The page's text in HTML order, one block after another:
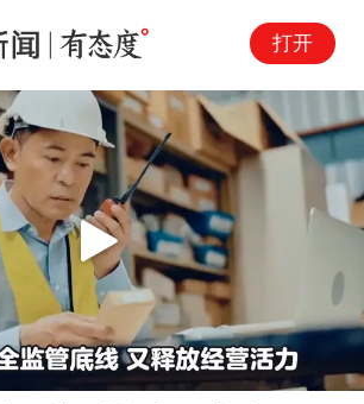
打开
00:55
Play